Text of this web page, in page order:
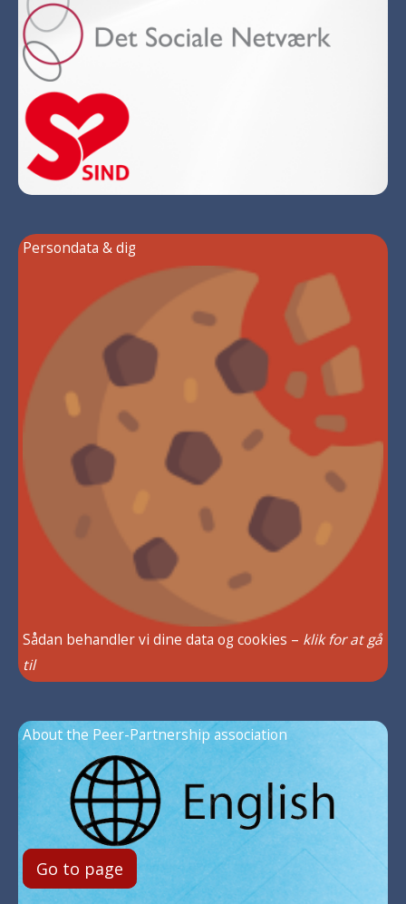
Persondata & dig
Sådan behandler vi dine data og cookies – klik for at gå
til
About the Peer-Partnership association
Go to page